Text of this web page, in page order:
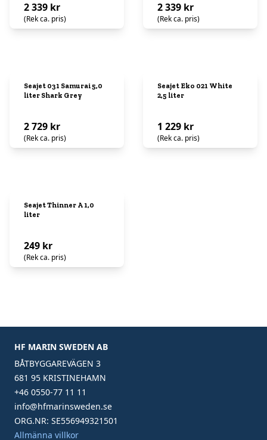
2 339 kr
(Rek ca. pris)
2 339 kr
(Rek ca. pris)
Seajet 031 Samurai 5,0
liter Shark Grey
2 729 kr
(Rek ca. pris)
Seajet Eko 021 White
2,5 liter
1 229 kr
(Rek ca. pris)
Seajet Thinner A 1,0
liter
249 kr
(Rek ca. pris)
HF MARIN SWEDEN AB
BÅTBYGGAREVÄGEN 3
681 95 KRISTINEHAMN
+46 0550-77 11 11
info@hfmarinsweden.se
ORG.NR: SE556949321501
Allmänna villkor